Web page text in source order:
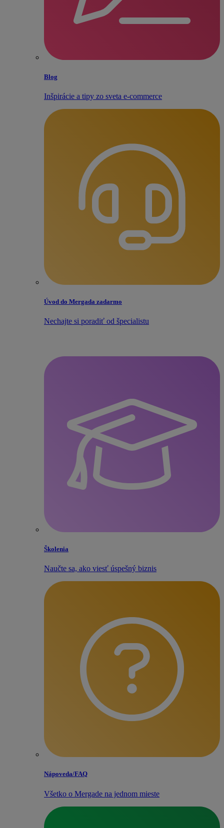
Blog
Inšpirácie a tipy zo sveta e‑commerce
Úvod do Mergada zadarmo
Nechajte si poradiť od špecialistu
Školenia
Naučte sa, ako viesť úspešný biznis
Nápoveda/​FAQ
Všetko o Mergade na jednom mieste